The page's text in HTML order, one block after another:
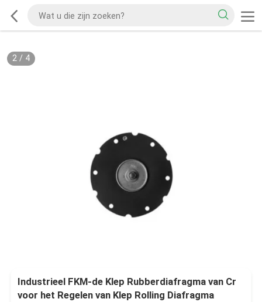
2/ 4
Industrieel FKM-de Klep Rubberdiafragma van Cr
voor het Regelen van Klep Rolling Diafragma